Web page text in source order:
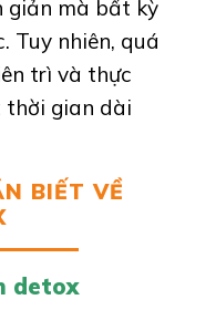
giản mà bất kỳ
Tuy nhiên, quá
trì và thực
thời gian dài
BIẾT VỀ
detox